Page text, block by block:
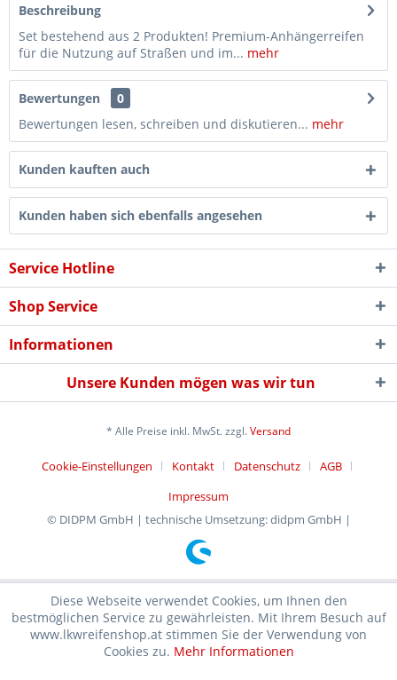
Beschreibung
Set bestehend aus 2 Produkten! Premium-Anhängerreifen
für die Nutzung auf Straßen und im... mehr
Bewertungen
0
Bewertungen lesen, schreiben und diskutieren... mehr
Kunden kauften auch
Kunden haben sich ebenfalls angesehen
Service Hotline
Shop Service
Informationen
Unsere Kunden mögen was wir tun
* Alle Preise inkl. MwSt. zzgl.Versand
Cookie-Einstellungen Kontakt Datenschutz
AGB
Impressum
© DIDPM GmbH | technische Umsetzung: didpm GmbH |
Diese Webseite verwendet Cookies, um Ihnen den
bestmöglichen Service zu gewährleisten. Mit Ihrem Besuch auf
www.lkwreifenshop.at stimmen Sie der Verwendung von
Cookies zu. Mehr Informationen